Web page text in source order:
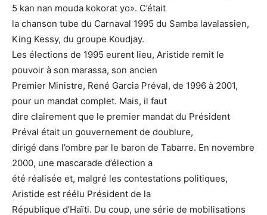
5 kan nan mouda kokorat yo». C’était
la chanson tube du Carnaval 1995 du Samba lavalassien,
King Kessy, du groupe Koudjay.
Les élections de 1995 eurent lieu, Aristide remit le
pouvoir à son marassa, son ancien
Premier Ministre, René Garcia Préval, de 1996 à 2001,
pour un mandat complet. Mais, il faut
dire clairement que le premier mandat du Président
Préval était un gouvernement de doublure,
dirigé dans l’ombre par le baron de Tabarre. En novembre
2000, une mascarade d’élection a
été réalisée et, malgré les contestations politiques,
Aristide est réélu Président de la
République d’Haïti. Du coup, une série de mobilisations